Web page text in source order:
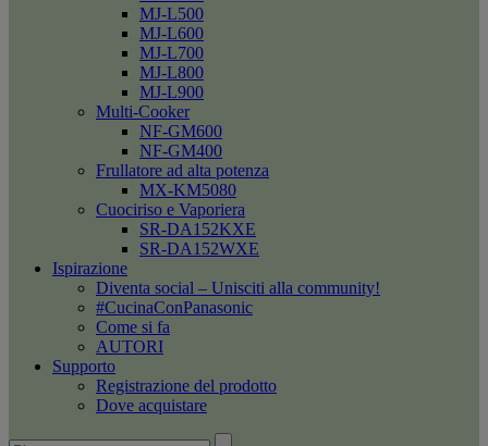
MJ-L500
MJ-L600
MJ-L700
MJ-L800
MJ-L900
Multi-Cooker
NF-GM600
NF-GM400
Frullatore ad alta potenza
MX-KM5080
Cuociriso e Vaporiera
SR-DA152KXE
SR-DA152WXE
Ispirazione
Diventa social – Unisciti alla community!
#CucinaConPanasonic
Come si fa
AUTORI
Supporto
Registrazione del prodotto
Dove acquistare